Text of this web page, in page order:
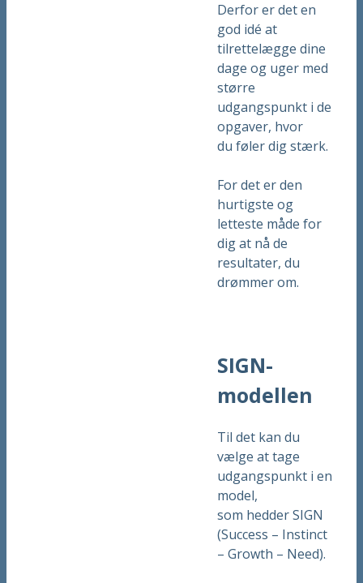
Derfor er det en
god idé at
tilrettelægge dine
dage og uger med
større
udgangspunkt i de
opgaver, hvor
du føler dig stærk.
For det er den
hurtigste og
letteste måde for
dig at nå de
resultater, du
drømmer om.
SIGN-
modellen
Til det kan du
vælge at tage
udgangspunkt i en
model,
som hedder SIGN
(Success – Instinct
– Growth – Need).